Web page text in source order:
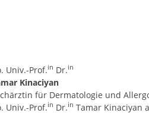
Univ.-Prof.in Dr.in
Kinaciyan
für Dermatologie und
Univ.-Prof.in Dr.in Tamar Kinaciyan